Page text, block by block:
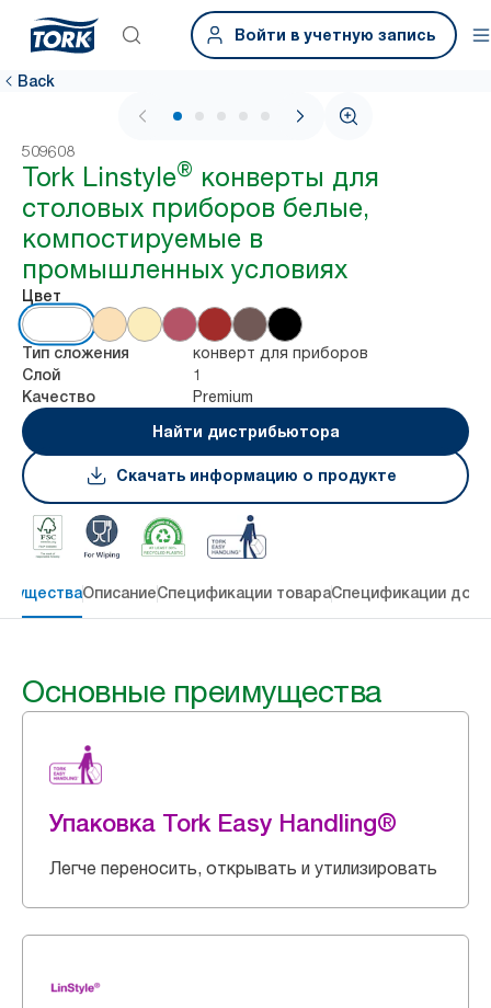
Войти в учетную запись
Back
1 / 5
509608
Tork Linstyle® конверты для
столовых приборов белые,
компостируемые в
промышленных условиях
Цвет
Тип сложения конверт для приборов
Слой 1
Качество
Premium
Найти дистрибьютора
Скачать информацию о продукте
ОписаниеСпецификации товараСпецификации
Основные преимущества
Упаковка Tork Easy Handling®
Легче переносить, открывать и утилизировать